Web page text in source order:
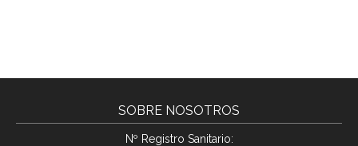
SOBRE NOSOTROS
Nº Registro Sanitario: